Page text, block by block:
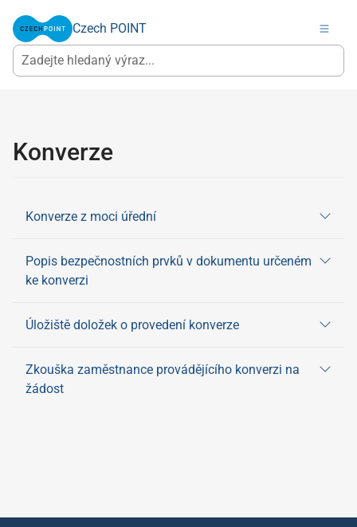
Czech POINT
Konverze
Konverze z moci úřední
Popis bezpečnostních prvků v dokumentu určeném
ke konverzi
Úložiště doložek o provedení konverze
Zkouška zaměstnance provádějícího konverzi na
žádost